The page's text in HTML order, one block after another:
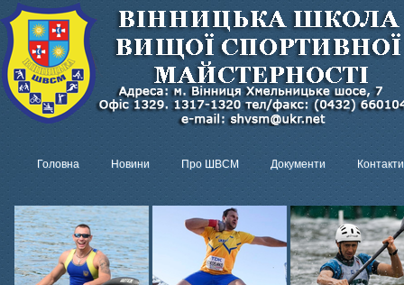
Головна Новини Про ШВСМ Документи Контакти